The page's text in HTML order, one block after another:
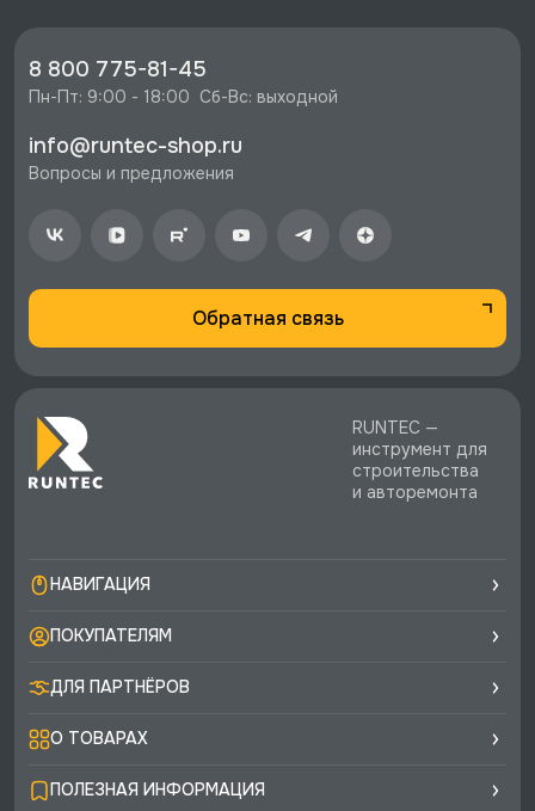
EDS1417 со скидкой - 647 руб.
⚡️ Бесплатная доставка в Москве, Санкт-
стоимости заказа.
8 800 775-81-45
Пн-Пт: 9:00 - 18:00  Сб-Вс: выходной
info@runtec-shop.ru
Вопросы и предложения
Обратная связь
RUNTEC —
инструмент для
строительства
и авторемонта
НАВИГАЦИЯ
ПОКУПАТЕЛЯМ
ДЛЯ ПАРТНЁРОВ
О ТОВАРАХ
ПОЛЕЗНАЯ ИНФОРМАЦИЯ